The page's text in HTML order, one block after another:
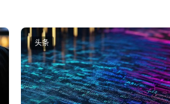
头条